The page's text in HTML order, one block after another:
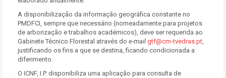
A disponibilização da informação geográfica constante no
PMDFCI, sempre que necessário (nomeadamente para projetos
de arborização e trabalhos académicos), deve ser requerida ao
Gabinete Técnico Florestal através do e-mail gtf@cm-tvedras.pt,
justificando os fins a que se destina, ficando condicionada a
diferimento.
O ICNF, I.P. disponibiliza uma aplicação para consulta de